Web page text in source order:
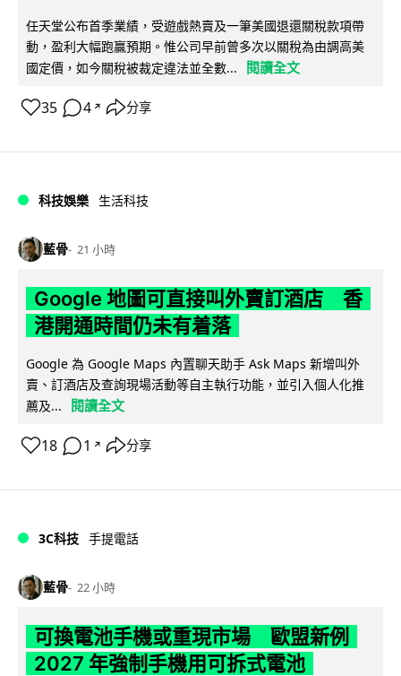
任天堂公布首季業績，受遊戲熱賣及一筆美國退還關稅款項帶
動，盈利大幅跑贏預期。惟公司早前曾多次以關稅為由調高美
國定價，如今關稅被裁定違法並全數...
閱讀全文
35 4 ↗ 分享
科技娛樂 生活科技
藍骨 21 小時
Google 地圖可直接叫外賣訂酒店 香
港開通時間仍未有着落
Google 為 Google Maps 內置聊天助手 Ask Maps 新增叫外
賣、訂酒店及查詢現場活動等自主執行功能，並引入個人化推
薦及...
閱讀全文
18 1 ↗ 分享
3C科技 手提電話
藍骨 22 小時
可換電池手機或重現市場 歐盟新例
2027 年強制手機用可拆式電池